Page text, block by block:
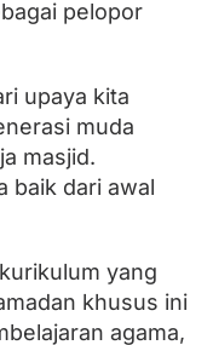
pelopor
upaya kita
muda
masjid.
baik dari awal
yang
khusus ini
agama,